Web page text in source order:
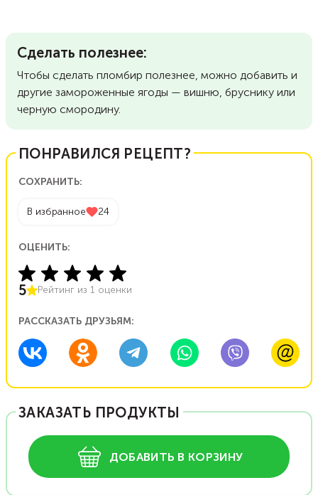
Сделать полезнее:
Чтобы сделать пломбир полезнее, можно добавить и
другие замороженные ягоды — вишню, бруснику или
черную смородину.
ПОНРАВИЛСЯ РЕЦЕПТ?
СОХРАНИТЬ:
В избранное 24
ОЦЕНИТЬ:
5 Рейтинг из 1 оценки
РАССКАЗАТЬ ДРУЗЬЯМ:
ЗАКАЗАТЬ ПРОДУКТЫ
ДОБАВИТЬ В КОРЗИНУ